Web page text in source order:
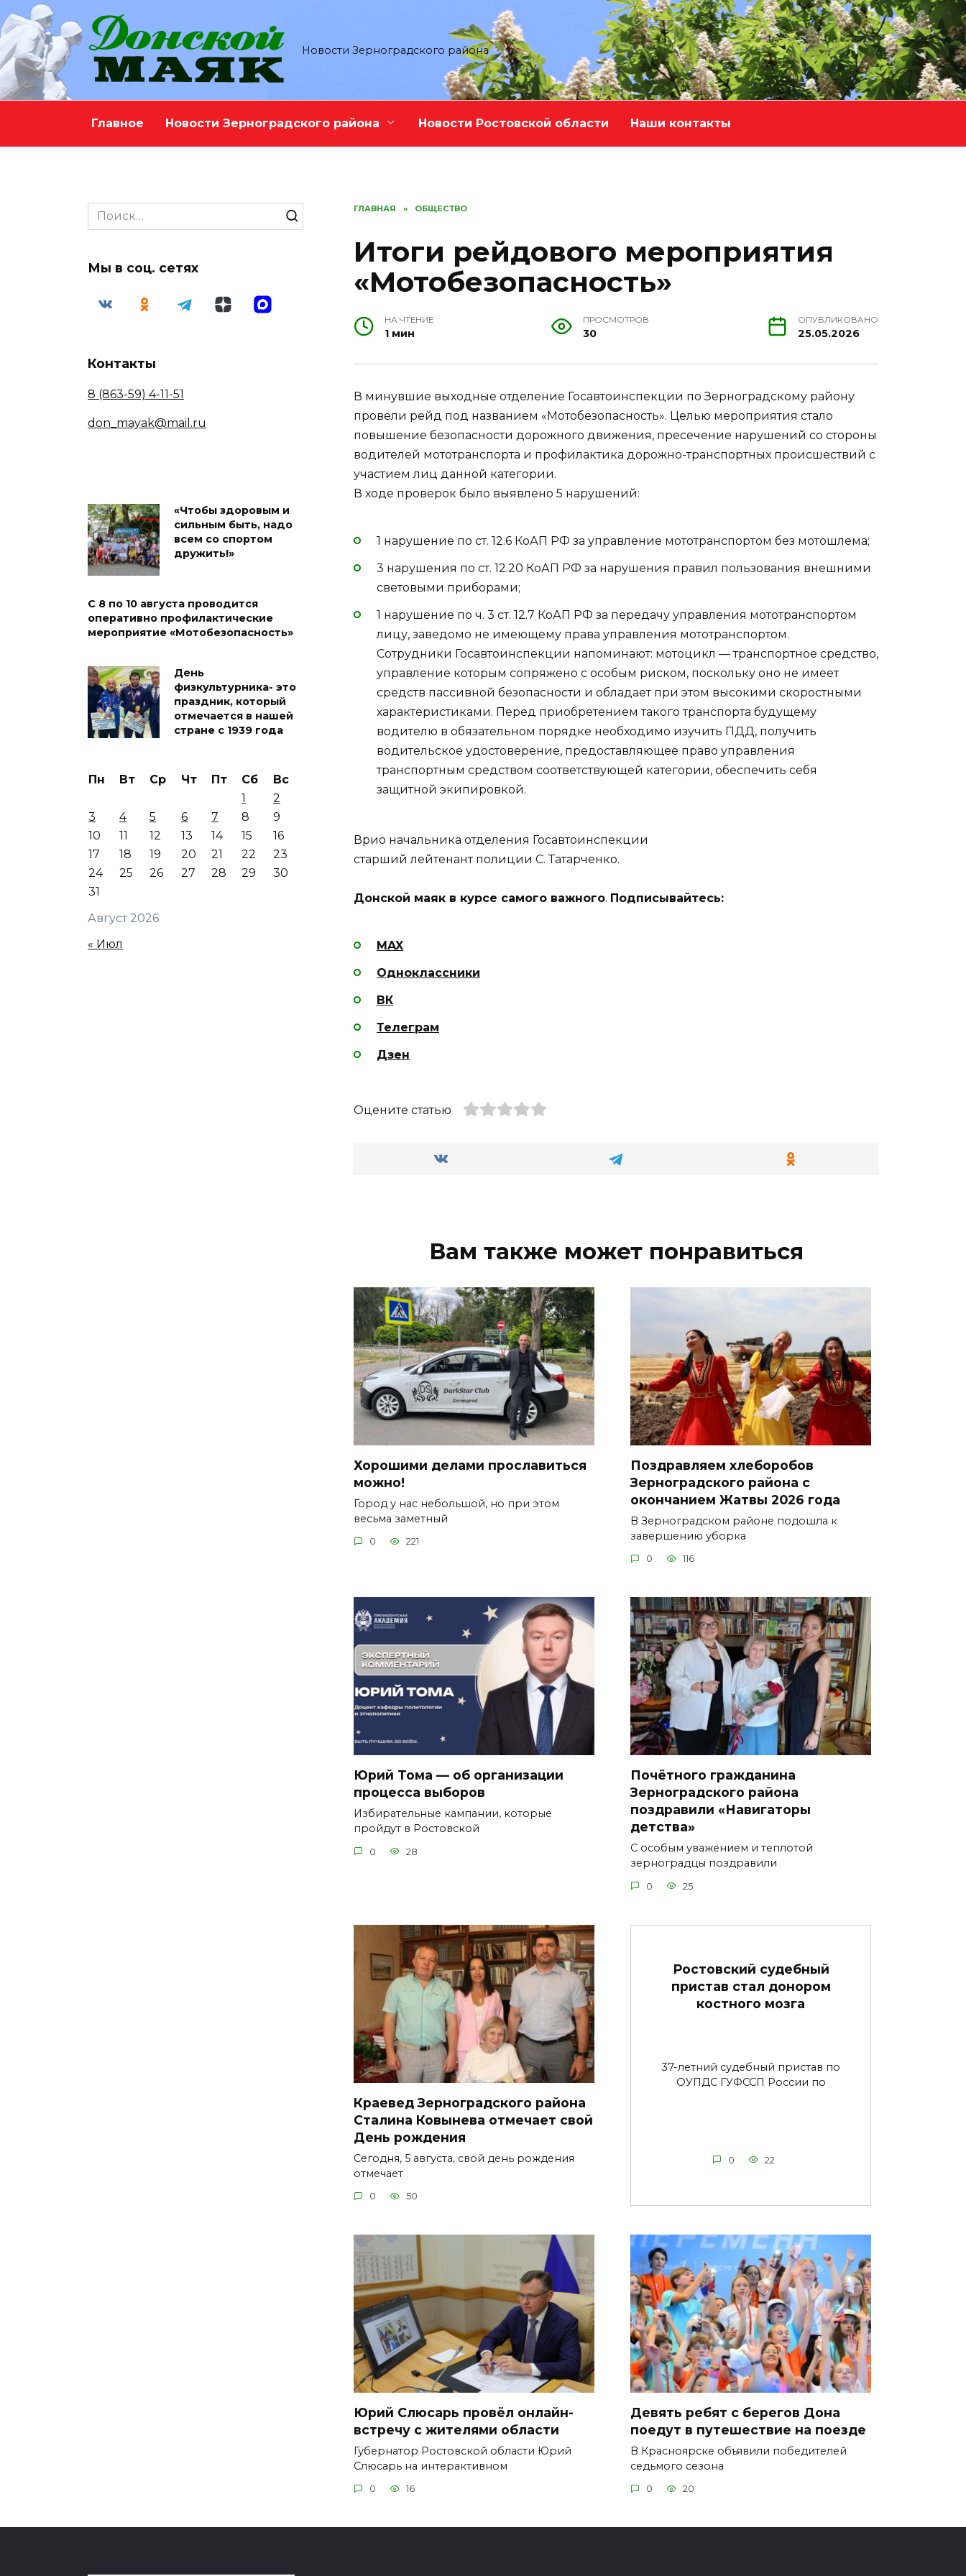
Перейти
к
содержанию
Новости Зерноградского района
Главное Новости Зерноградского района Новости Ростовской области Наши контакты
ГЛАВНАЯ » ОБЩЕСТВО
Итоги рейдового мероприятия
«Мотобезопасность»
НА ЧТЕНИЕ
1 мин
ПРОСМОТРОВ
30
ОПУБЛИКОВАНО
25.05.2026
В минувшие выходные отделение Госавтоинспекции по Зерноградскому району
провели рейд под названием «Мотобезопасность». Целью мероприятия стало
повышение безопасности дорожного движения, пресечение нарушений со стороны
водителей мототранспорта и профилактика дорожно-транспортных происшествий с
участием лиц данной категории.
В ходе проверок было выявлено 5 нарушений:
1 нарушение по ст. 12.6 КоАП РФ за управление мототранспортом без мотошлема;
3 нарушения по ст. 12.20 КоАП РФ за нарушения правил пользования внешними
световыми приборами;
1 нарушение по ч. 3 ст. 12.7 КоАП РФ за передачу управления мототранспортом
лицу, заведомо не имеющему права управления мототранспортом.
Сотрудники Госавтоинспекции напоминают: мотоцикл — транспортное средство,
управление которым сопряжено с особым риском, поскольку оно не имеет
средств пассивной безопасности и обладает при этом высокими скоростными
характеристиками. Перед приобретением такого транспорта будущему
водителю в обязательном порядке необходимо изучить ПДД, получить
водительское удостоверение, предоставляющее право управления
транспортным средством соответствующей категории, обеспечить себя
защитной экипировкой.
Врио начальника отделения Госавтоинспекции
старший лейтенант полиции С. Татарченко.
Донской маяк в курсе самого важного. Подписывайтесь:
MAX
Одноклассники
ВК
Телеграм
Дзен
Оцените статью
Вам также может понравиться
Хорошими делами прославиться
можно!
Город у нас небольшой, но при этом
весьма заметный
0 221
Поздравляем хлеборобов
Зерноградского района с
окончанием Жатвы 2026 года
В Зерноградском районе подошла к
завершению уборка
0 116
Юрий Тома — об организации
процесса выборов
Избирательные кампании, которые
пройдут в Ростовской
0 28
Почётного гражданина
Зерноградского района
поздравили «Навигаторы
детства»
С особым уважением и теплотой
зерноградцы поздравили
0 25
Краевед Зерноградского района
Сталина Ковынева отмечает свой
День рождения
Сегодня, 5 августа, свой день рождения
отмечает
0 50
Ростовский судебный
пристав стал донором
костного мозга
37-летний судебный пристав по
ОУПДС ГУФССП России по
0 22
Юрий Слюсарь провёл онлайн-
встречу с жителями области
Губернатор Ростовской области Юрий
Слюсарь на интерактивном
0 16
Девять ребят с берегов Дона
поедут в путешествие на поезде
В Красноярске объявили победителей
седьмого сезона
0 20
Search
for:
Мы в соц. сетях
Контакты
8 (863-59) 4-11-51
don_mayak@mail.ru
«Чтобы здоровым и
сильным быть, надо
всем со спортом
дружить!»
С 8 по 10 августа проводится
оперативно профилактические
мероприятие «Мотобезопасность»
День
физкультурника- это
праздник, который
отмечается в нашей
стране с 1939 года
Август 2026
Пн Вт Ср Чт Пт Сб
Вс
1
2
3
4 5 6 7 8
9
10
11 12 13 14 15
16
17
18 19 20 21 22
23
24
25 26 27 28 29
30
31
« Июл